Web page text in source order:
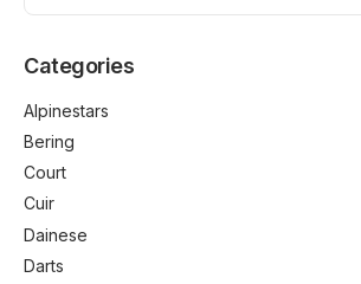
Categories
Alpinestars
Bering
Court
Cuir
Dainese
Darts